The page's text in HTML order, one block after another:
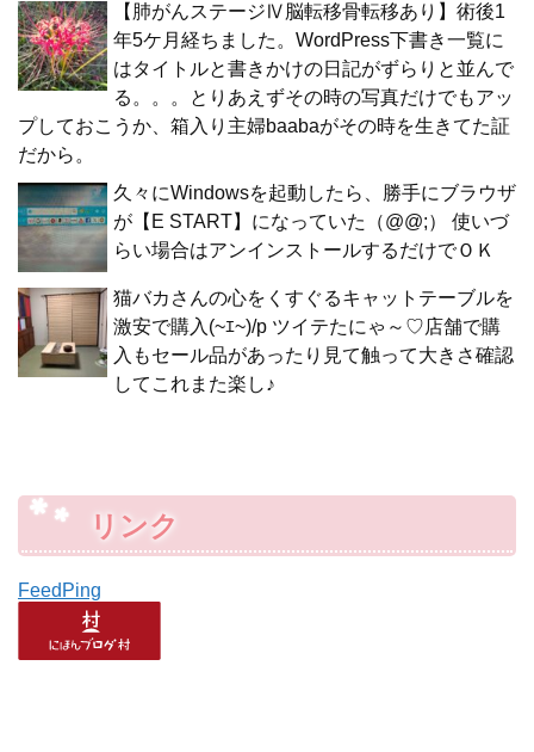
【肺がんステージⅣ脳転移骨転移あり】術後1
年5ケ月経ちました。WordPress下書き一覧に
はタイトルと書きかけの日記がずらりと並んで
る。。。とりあえずその時の写真だけでもアッ
プしておこうか、箱入り主婦baabaがその時を生きてた証
だから。
久々にWindowsを起動したら、勝手にブラウザ
が【E START】になっていた（@@;） 使いづ
らい場合はアンインストールするだけでＯＫ
猫バカさんの心をくすぐるキャットテーブルを
激安で購入(~ｴ~)/p ツイテたにゃ～♡店舗で購
入もセール品があったり見て触って大きさ確認
してこれまた楽し♪
リンク
FeedPing